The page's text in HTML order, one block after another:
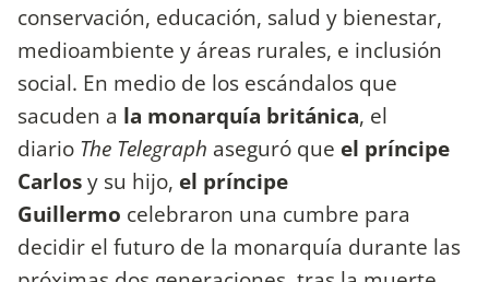
conservación, educación, salud y bienestar,
medioambiente y áreas rurales, e inclusión
social. En medio de los escándalos que
sacuden a la monarquía británica, el
diario The Telegraph aseguró que el príncipe
Carlosy su hijo, el príncipe
Guillermo celebraron una cumbre para
decidir el futuro de la monarquía durante las